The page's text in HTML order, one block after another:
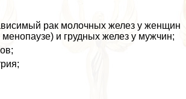
paк молочных желез у женщин
и грудных желез у мужчин;